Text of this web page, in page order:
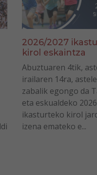
2026/2027
kirol eskaintza
Abuztuaren 4tik,
irailaren 14ra,
zabalik egongo da
eta eskualdeko
ikasturteko kirol
izena emateko e...